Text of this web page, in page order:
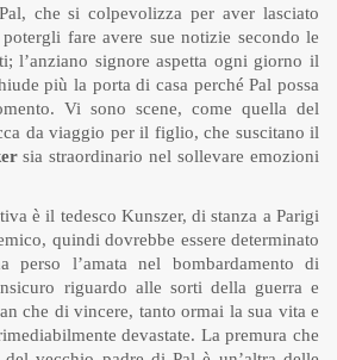
che si colpevolizza per aver lasciato
fare avere sue notizie secondo le
l’anziano signore aspetta ogni giorno il
più la porta di casa perché Pal possa
Vi sono scene, come quella del
da viaggio per il figlio, che suscitano il
sia straordinario nel sollevare emozioni
è il tedesco Kunszer, di stanza a Parigi
quindi dovrebbe essere determinato
perso l’amata nel bombardamento di
riguardo alle sorti della guerra e
che di vincere, tanto ormai la sua vita e
devastate. La premura che